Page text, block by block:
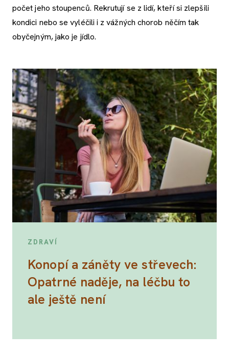
počet jeho stoupenců. Rekrutují se z lidí, kteří si zlepšili
kondici nebo se vyléčili i z vážných chorob něčím tak
obyčejným, jako je jídlo.
ZDRAVÍ
Konopí a záněty ve střevech:
Opatrné naděje, na léčbu to
ale ještě není